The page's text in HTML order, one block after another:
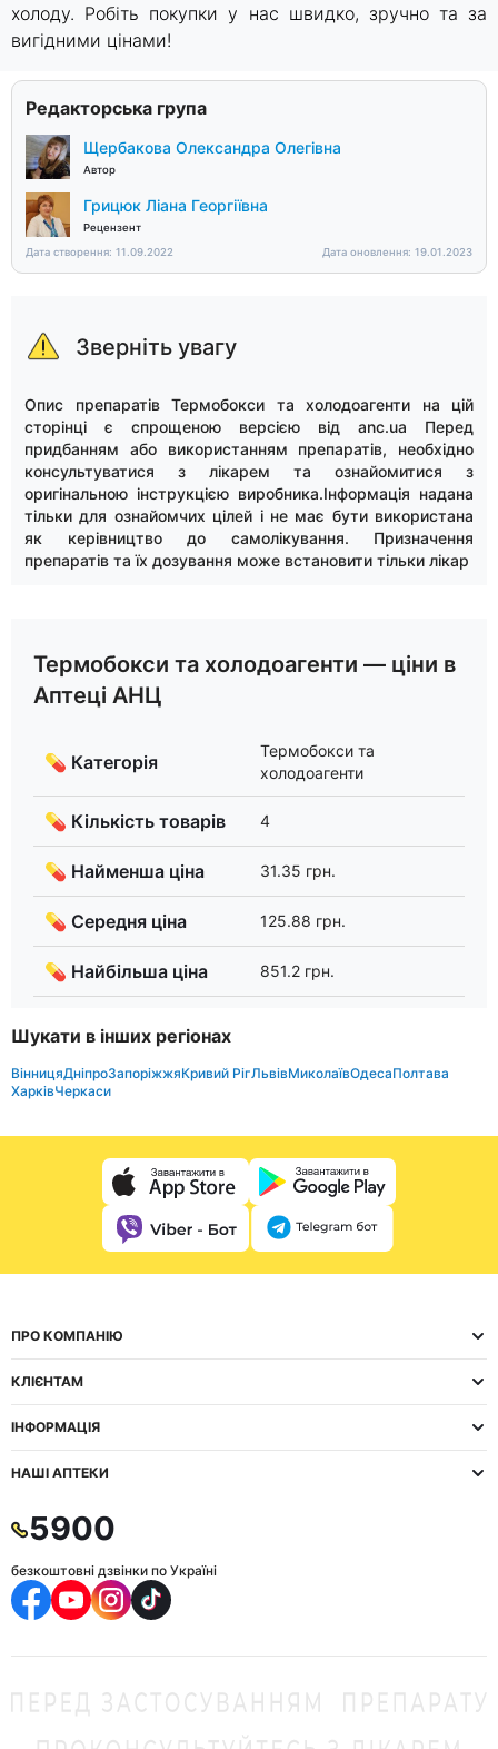
холоду. Робіть покупки у нас швидко, зручно та за
вигідними цінами!
Редакторська група
Щербакова Олександра Олегівна
Автор
Грицюк Ліана Георгіївна
Рецензент
Дата створення: 11.09.2022
Дата оновлення: 19.01.2023
Зверніть увагу
Опис препаратів Термобокси та холодоагенти на цій
сторінці є спрощеною версією від anc.ua Перед
придбанням або використанням препаратів, необхідно
консультуватися з лікарем та ознайомитися з
оригінальною інструкцією виробника.Інформація надана
тільки для ознайомчих цілей і не має бути використана
як керівництво до самолікування. Призначення
препаратів та їх дозування може встановити тільки лікар
Термобокси та холодоагенти — ціни в
Аптеці АНЦ
💊 Категорія
Термобокси та
холодоагенти
💊 Кількість товарів 4
💊 Найменша ціна 31.35 грн.
💊 Середня ціна 125.88 грн.
💊 Найбільша ціна 851.2 грн.
Шукати в інших регіонах
ВінницяДніпроЗапоріжжяКривий РігЛьвівМиколаївОдесаПолтава
ХарківЧеркаси
ПРО КОМПАНІЮ
КЛІЄНТАМ
ІНФОРМАЦІЯ
НАШІ АПТЕКИ
5900
безкоштовні дзвінки по Україні